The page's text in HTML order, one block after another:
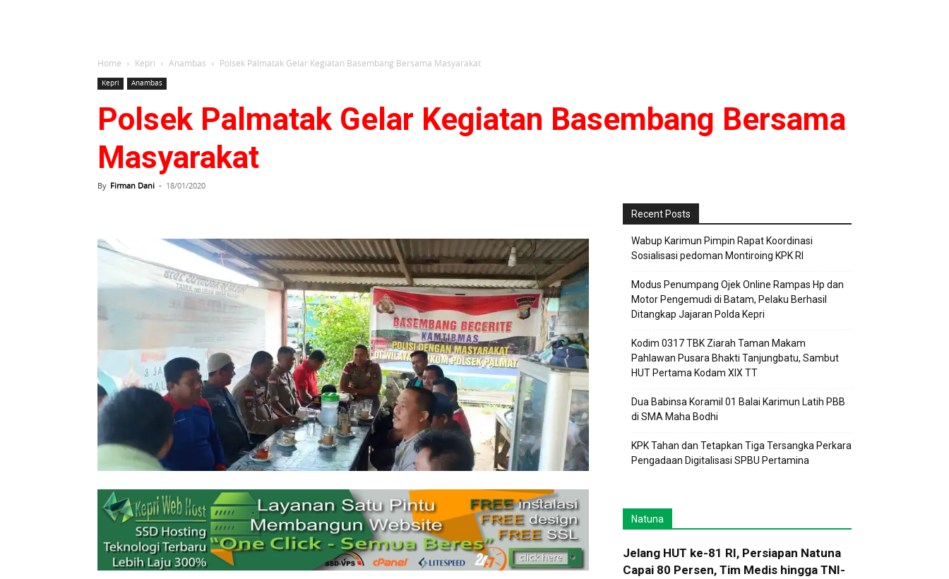
Home Kepri Anambas Polsek Palmatak Gelar Kegiatan Basembang Bersama Masyarakat
Kepri Anambas
Polsek Palmatak Gelar Kegiatan Basembang Bersama
Masyarakat
By Firman Dani - 18/01/2020
Recent Posts
Wabup Karimun Pimpin Rapat Koordinasi
Sosialisasi pedoman Montiroing KPK RI
Modus Penumpang Ojek Online Rampas Hp dan
Motor Pengemudi di Batam, Pelaku Berhasil
Ditangkap Jajaran Polda Kepri
Kodim 0317 TBK Ziarah Taman Makam
Pahlawan Pusara Bhakti Tanjungbatu, Sambut
HUT Pertama Kodam XIX TT
Dua Babinsa Koramil 01 Balai Karimun Latih PBB
di SMA Maha Bodhi
KPK Tahan dan Tetapkan Tiga Tersangka Perkara
Pengadaan Digitalisasi SPBU Pertamina
Natuna
Jelang HUT ke-81 RI, Persiapan Natuna
Capai 80 Persen, Tim Medis hingga TNI-